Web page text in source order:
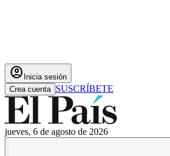
account_circle Inicia sesión
Crea cuenta SUSCRÍBETE
jueves, 6 de agosto de 2026